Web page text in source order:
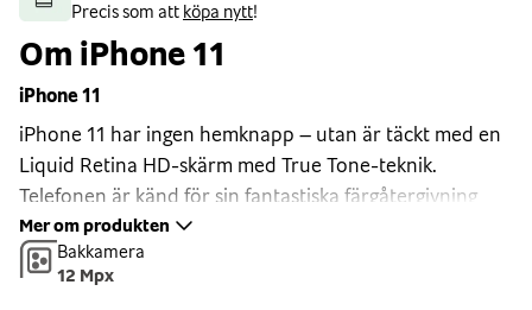
Precis som att köpa nytt!
Om iPhone 11
iPhone 11
iPhone 11 har ingen hemknapp – utan är täckt med en
Liquid Retina HD-skärm med True Tone-teknik.
Telefonen är känd för sin fantastiska färgåtergivning
och ljusstyrka. Kamerorna tillsammans med HD-
skärmen ger dig ett proffsigt resultat på alla dina bilder
i ultravidvinkelsobjektiv.
Mer om produkten
Bakkamera
12 Mpx